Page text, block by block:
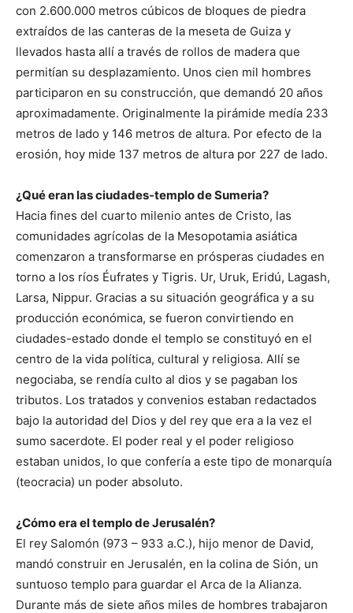
con 2.600.000 metros cúbicos de bloques de piedra
extraídos de las canteras de la meseta de Guiza y
llevados hasta allí a través de rollos de madera que
permitían su desplazamiento. Unos cien mil hombres
participaron en su construcción, que demandó 20 años
aproximadamente. Originalmente la pirámide medía 233
metros de lado y 146 metros de altura. Por efecto de la
erosión, hoy mide 137 metros de altura por 227 de lado.
¿Qué eran las ciudades-templo de Sumeria?
Hacia fines del cuarto milenio antes de Cristo, las
comunidades agrícolas de la Mesopotamia asiática
comenzaron a transformarse en prósperas ciudades en
torno a los ríos Éufrates y Tigris. Ur, Uruk, Eridú, Lagash,
Larsa, Nippur. Gracias a su situación geográfica y a su
producción económica, se fueron convirtiendo en
ciudades-estado donde el templo se constituyó en el
centro de la vida política, cultural y religiosa. Allí se
negociaba, se rendía culto al dios y se pagaban los
tributos. Los tratados y convenios estaban redactados
bajo la autoridad del Dios y del rey que era a la vez el
sumo sacerdote. El poder real y el poder religioso
estaban unidos, lo que confería a este tipo de monarquía
(teocracia) un poder absoluto.
¿Cómo era el templo de Jerusalén?
El rey Salomón (973 – 933 a.C.), hijo menor de David,
mandó construir en Jerusalén, en la colina de Sión, un
suntuoso templo para guardar el Arca de la Alianza.
Durante más de siete años miles de hombres trabajaron